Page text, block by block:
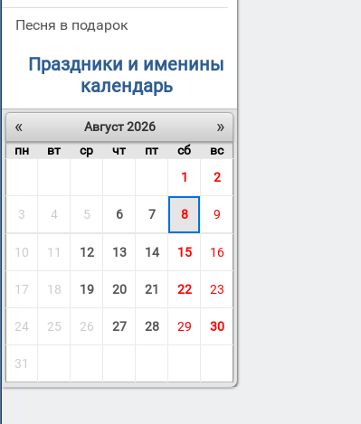
Песня в подарок
Праздники и именины
календарь
«
»
Август 2026
пн
вт ср чт пт сб
вс
1
2
3 4 5 6 7 8 9
10 11 12 13 14 15 16
17 18 19 20 21 22 23
24 25 26 27 28 29 30
31